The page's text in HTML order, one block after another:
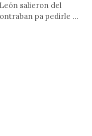
salieron del
pa pedirle ...